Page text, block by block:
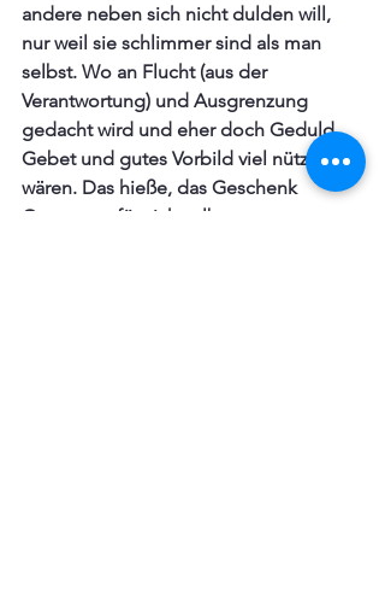
andere neben sich nicht dulden will,
nur weil sie schlimmer sind als man
selbst. Wo an Flucht (aus der
Verantwortung) und Ausgrenzung
gedacht wird und eher doch Geduld,
Gebet und gutes Vorbild viel nützlicher
wären. Das hieße, das Geschenk
Gottes nur für sich selbst